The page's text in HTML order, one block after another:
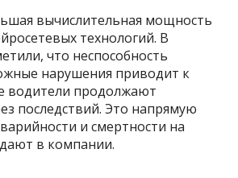
вычислительная мощность
технологий. В
что неспособность
нарушения приводит к
водители продолжают
последствий. Это напрямую
и смертности на
в компании.